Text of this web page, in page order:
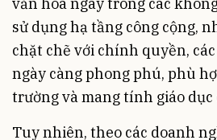
văn hóa ngay trong các
sử dụng hạ tầng công cộng,
chặt chẽ với chính quyền,
ngày càng phong phú, phù
trường và mang tính giáo dục
Tuy nhiên, theo các doanh